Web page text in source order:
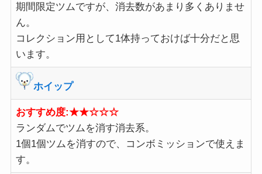
期間限定ツムですが、消去数があまり多くありませ
ん。
コレクション用として1体持っておけば十分だと思
います。
ホイップ
おすすめ度:★★☆☆☆
ランダムでツムを消す消去系。
1個1個ツムを消すので、コンボミッションで使えま
す。